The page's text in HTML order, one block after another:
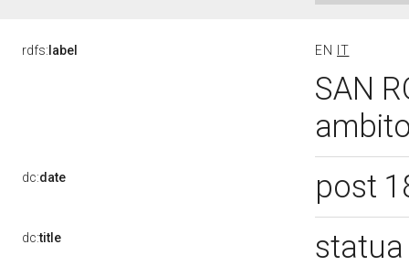
rdfs: label EN IT
SAN
dc:date post
dc:title